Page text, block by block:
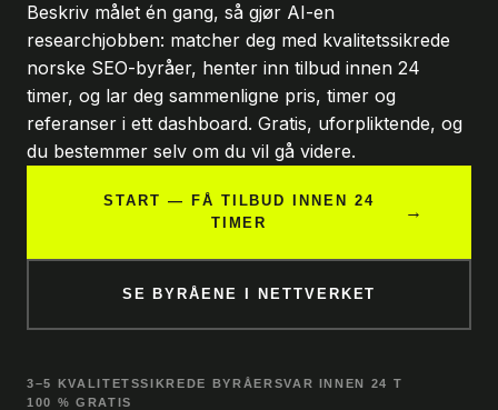
Beskriv målet én gang, så gjør AI-en
researchjobben: matcher deg med kvalitetssikrede
norske SEO-byråer, henter inn tilbud innen 24
timer, og lar deg sammenligne pris, timer og
referanser i ett dashboard. Gratis, uforpliktende, og
du bestemmer selv om du vil gå videre.
START — FÅ TILBUD INNEN 24
TIMER
→
SE BYRÅENE I NETTVERKET
3–5 KVALITETSSIKREDE BYRÅERSVAR INNEN 24 T
100 % GRATIS